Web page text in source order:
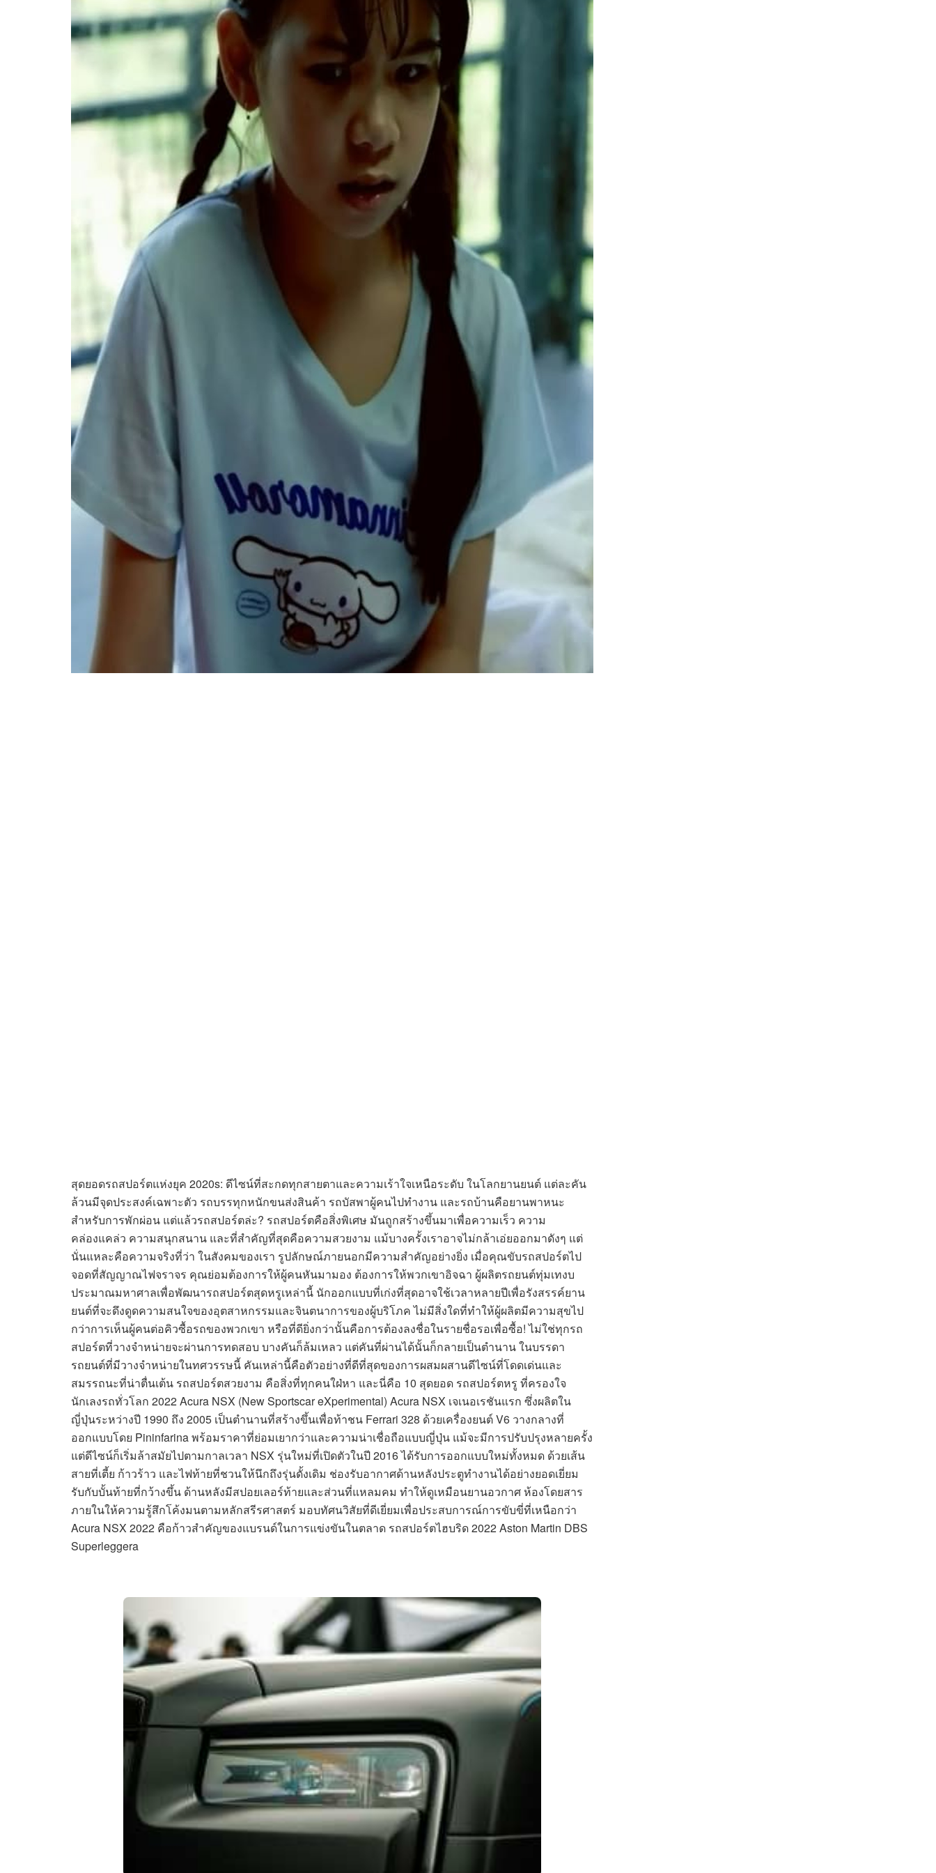
สุดยอดรถสปอร์ตแห่งยุค 2020s: ดีไซน์ที่สะกดทุกสายตาและความเร้าใจเหนือระดับ ในโลกยานยนต์ แต่ละคัน
ล้วนมีจุดประสงค์เฉพาะตัว รถบรรทุกหนักขนส่งสินค้า รถบัสพาผู้คนไปทำงาน และรถบ้านคือยานพาหนะ
สำหรับการพักผ่อน แต่แล้วรถสปอร์ตล่ะ? รถสปอร์ตคือสิ่งพิเศษ มันถูกสร้างขึ้นมาเพื่อความเร็ว ความ
คล่องแคล่ว ความสนุกสนาน และที่สำคัญที่สุดคือความสวยงาม แม้บางครั้งเราอาจไม่กล้าเอ่ยออกมาดังๆ แต่
นั่นแหละคือความจริงที่ว่า ในสังคมของเรา รูปลักษณ์ภายนอกมีความสำคัญอย่างยิ่ง เมื่อคุณขับรถสปอร์ตไป
จอดที่สัญญาณไฟจราจร คุณย่อมต้องการให้ผู้คนหันมามอง ต้องการให้พวกเขาอิจฉา ผู้ผลิตรถยนต์ทุ่มเทงบ
ประมาณมหาศาลเพื่อพัฒนารถสปอร์ตสุดหรูเหล่านี้ นักออกแบบที่เก่งที่สุดอาจใช้เวลาหลายปีเพื่อรังสรรค์ยาน
ยนต์ที่จะดึงดูดความสนใจของอุตสาหกรรมและจินตนาการของผู้บริโภค ไม่มีสิ่งใดที่ทำให้ผู้ผลิตมีความสุขไป
กว่าการเห็นผู้คนต่อคิวซื้อรถของพวกเขา หรือที่ดียิ่งกว่านั้นคือการต้องลงชื่อในรายชื่อรอเพื่อซื้อ! ไม่ใช่ทุกรถ
สปอร์ตที่วางจำหน่ายจะผ่านการทดสอบ บางคันก็ล้มเหลว แต่คันที่ผ่านได้นั้นก็กลายเป็นตำนาน ในบรรดา
รถยนต์ที่มีวางจำหน่ายในทศวรรษนี้ คันเหล่านี้คือตัวอย่างที่ดีที่สุดของการผสมผสานดีไซน์ที่โดดเด่นและ
สมรรถนะที่น่าตื่นเต้น รถสปอร์ตสวยงาม คือสิ่งที่ทุกคนใฝ่หา และนี่คือ 10 สุดยอด รถสปอร์ตหรู ที่ครองใจ
นักเลงรถทั่วโลก 2022 Acura NSX (New Sportscar eXperimental) Acura NSX เจเนอเรชันแรก ซึ่งผลิตใน
ญี่ปุ่นระหว่างปี 1990 ถึง 2005 เป็นตำนานที่สร้างขึ้นเพื่อท้าชน Ferrari 328 ด้วยเครื่องยนต์ V6 วางกลางที่
ออกแบบโดย Pininfarina พร้อมราคาที่ย่อมเยากว่าและความน่าเชื่อถือแบบญี่ปุ่น แม้จะมีการปรับปรุงหลายครั้ง
แต่ดีไซน์ก็เริ่มล้าสมัยไปตามกาลเวลา NSX รุ่นใหม่ที่เปิดตัวในปี 2016 ได้รับการออกแบบใหม่ทั้งหมด ด้วยเส้น
สายที่เตี้ย ก้าวร้าว และไฟท้ายที่ชวนให้นึกถึงรุ่นดั้งเดิม ช่องรับอากาศด้านหลังประตูทำงานได้อย่างยอดเยี่ยม
รับกับบั้นท้ายที่กว้างขึ้น ด้านหลังมีสปอยเลอร์ท้ายและส่วนที่แหลมคม ทำให้ดูเหมือนยานอวกาศ ห้องโดยสาร
ภายในให้ความรู้สึกโค้งมนตามหลักสรีรศาสตร์ มอบทัศนวิสัยที่ดีเยี่ยมเพื่อประสบการณ์การขับขี่ที่เหนือกว่า
Acura NSX 2022 คือก้าวสำคัญของแบรนด์ในการแข่งขันในตลาด รถสปอร์ตไฮบริด 2022 Aston Martin DBS
Superleggera